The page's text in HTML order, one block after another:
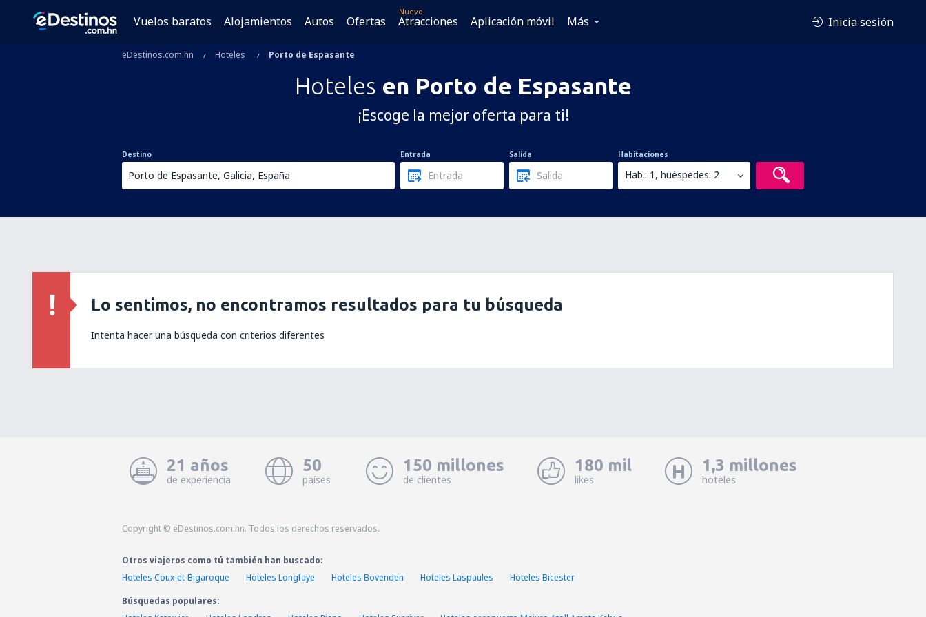
Vuelos baratos Alojamientos Autos Ofertas
Nuevo
Atracciones Aplicación móvil Más Inicia sesión
eDestinos.com.hn Hoteles Porto de Espasante
Hoteles en Porto de Espasante
¡Escoge la mejor oferta para ti!
Destino Entrada Salida Habitaciones
Hab.: 1, huéspedes: 2
Lo sentimos, no encontramos resultados para tu búsqueda
Intenta hacer una búsqueda con criterios diferentes
21 años
de experiencia
50
países
150 millones
de clientes
180 mil
likes
1,3 millones
hoteles
Copyright © eDestinos.com.hn. Todos los derechos reservados.
Otros viajeros como tú también han buscado:
Hoteles Coux-et-Bigaroque
Hoteles Longfaye Hoteles Bovenden Hoteles Laspaules
Hoteles Bicester
Búsquedas populares: